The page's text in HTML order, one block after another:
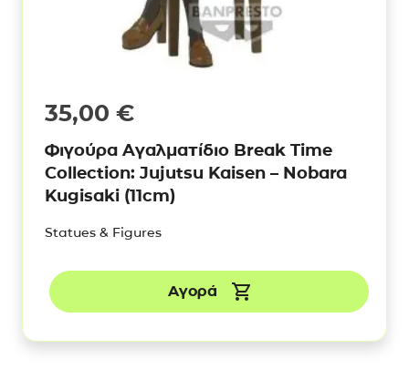
35,00 €
Φιγούρα Αγαλματίδιο Break Time
Collection: Jujutsu Kaisen – Nobara
Kugisaki (11cm)
Statues & Figures
Αγορά